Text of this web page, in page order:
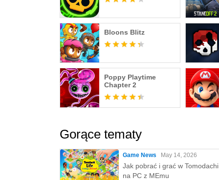
Bloons Blitz
Poppy Playtime
Chapter 2
Gorące tematy
Game News May 14, 2026
Jak pobrać i grać w
na PC z MEmu